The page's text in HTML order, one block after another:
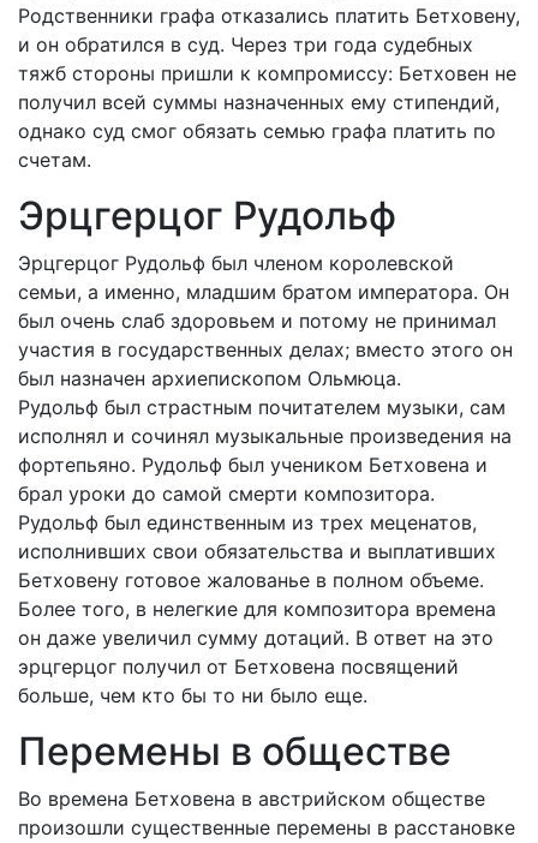
Родственники графа отказались платить Бетховену,
и он обратился в суд. Через три года судебных
тяжб стороны пришли к компромиссу: Бетховен не
получил всей суммы назначенных ему стипендий,
однако суд смог обязать семью графа платить по
счетам.
Эрцгерцог Рудольф
Эрцгерцог Рудольф был членом королевской
семьи, а именно, младшим братом императора. Он
был очень слаб здоровьем и потому не принимал
участия в государственных делах; вместо этого он
был назначен архиепископом Ольмюца.
Рудольф был страстным почитателем музыки, сам
исполнял и сочинял музыкальные произведения на
фортепьяно. Рудольф был учеником Бетховена и
брал уроки до самой смерти композитора.
Рудольф был единственным из трех меценатов,
исполнивших свои обязательства и выплативших
Бетховену готовое жалованье в полном объеме.
Более того, в нелегкие для композитора времена
он даже увеличил сумму дотаций. В ответ на это
эрцгерцог получил от Бетховена посвящений
больше, чем кто бы то ни было еще.
Перемены в обществе
Во времена Бетховена в австрийском обществе
произошли существенные перемены в расстановке